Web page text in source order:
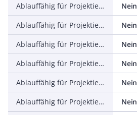
Ablauffähig für Projektierungsbetriebssystem, Windows NT
Nein
Ablauffähig für Projektierungsbetriebssystem, Windows 2000
Nein
Ablauffähig für Projektierungsbetriebssystem, Windows ME
Nein
Ablauffähig für Projektierungsbetriebssystem, Windows 2003 Server
Nein
Ablauffähig für Projektierungsbetriebssystem, Windows Vista
Nein
Ablauffähig für Projektierungsbetriebssystem, LINUX
Nein